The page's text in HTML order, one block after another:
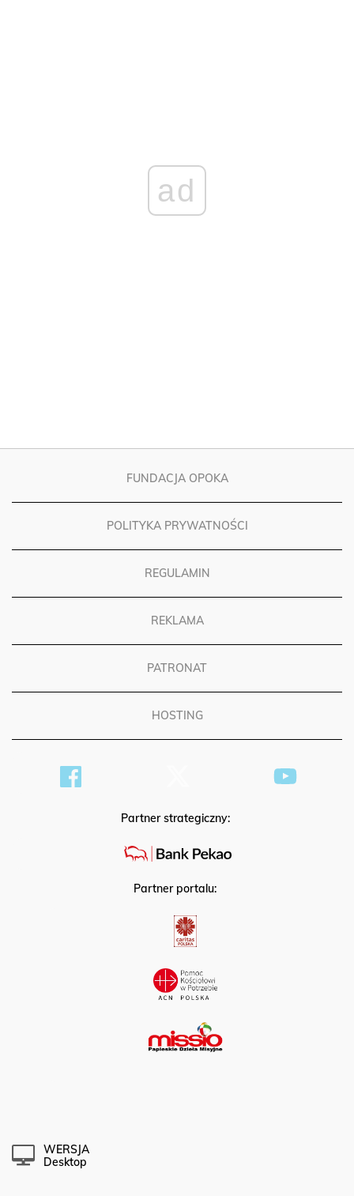
FUNDACJA OPOKA
POLITYKA PRYWATNOŚCI
REGULAMIN
REKLAMA
PATRONAT
HOSTING
Partner strategiczny:
Partner portalu:
WERSJA
Desktop